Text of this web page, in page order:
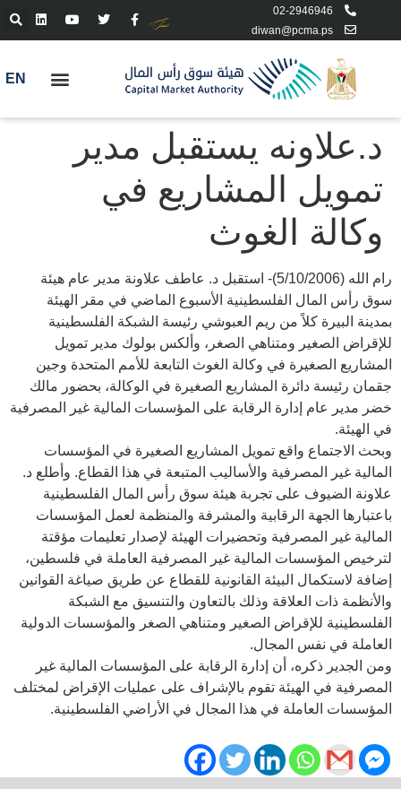
02-2946946
diwan@pcma.ps
EN
د.علاونه يستقبل مدير
تمويل المشاريع في
وكالة الغوث
رام الله (5/10/2006)- استقبل د. عاطف علاونة مدير عام هيئة
سوق رأس المال الفلسطينية الأسبوع الماضي في مقر الهيئة
بمدينة البيرة كلاً من ريم العبوشي رئيسة الشبكة الفلسطينية
للإقراض الصغير ومتناهي الصغر، وألكس بولوك مدير تمويل
المشاريع الصغيرة في وكالة الغوث التابعة للأمم المتحدة وجين
جقمان رئيسة دائرة المشاريع الصغيرة في الوكالة، بحضور مالك
خضر مدير عام إدارة الرقابة على المؤسسات المالية غير المصرفية
في الهيئة.
وبحث الاجتماع واقع تمويل المشاريع الصغيرة في المؤسسات
المالية غير المصرفية والأساليب المتبعة في هذا القطاع. وأطلع د.
علاونة الضيوف على تجربة هيئة سوق رأس المال الفلسطينية
باعتبارها الجهة الرقابية والمشرفة والمنظمة لعمل المؤسسات
المالية غير المصرفية وتحضيرات الهيئة لإصدار تعليمات مؤقتة
لترخيص المؤسسات المالية غير المصرفية العاملة في فلسطين،
إضافة لاستكمال البيئة القانونية للقطاع عن طريق صياغة القوانين
والأنظمة ذات العلاقة وذلك بالتعاون والتنسيق مع الشبكة
الفلسطينية للإقراض الصغير ومتناهي الصغر والمؤسسات الدولية
العاملة في نفس المجال.
ومن الجدير ذكره، أن إدارة الرقابة على المؤسسات المالية غير
المصرفية في الهيئة تقوم بالإشراف على عمليات الإقراض لمختلف
المؤسسات العاملة في هذا المجال في الأراضي الفلسطينية.